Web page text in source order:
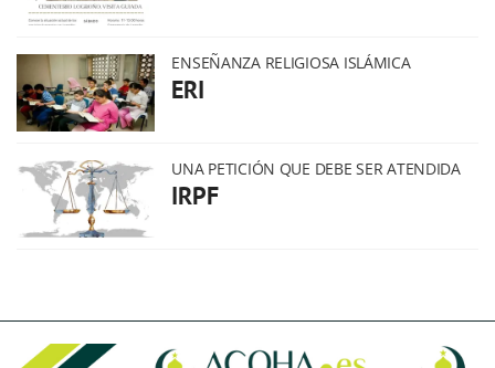
ENSEÑANZA RELIGIOSA ISLÁMICA
ERI
UNA PETICIÓN QUE DEBE SER ATENDIDA
IRPF